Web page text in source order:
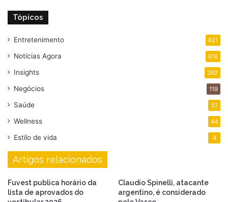
Tópicos
Entretenimento 621
Notícias Agora 618
Insights 392
Negócios 119
Saúde 51
Wellness 44
Estilo de vida 4
Artigos relacionados
Fuvest publica horário da
lista de aprovados do
Claudio Spinelli, atacante
argentino, é considerado